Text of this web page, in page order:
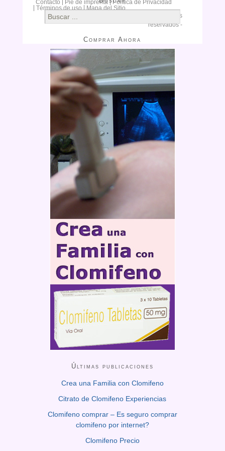
Buscar
Comprar Ahora
Últimas publicaciones
Crea una Familia con Clomifeno
Citrato de Clomifeno Experiencias
Clomifeno comprar – Es seguro comprar
clomifeno por internet?
Clomifeno Precio
Contacto Pie de imprenta
Política de Privacidad
Términos de uso
Mapa del Sitio
Copyright © 2015
Todos los derechos
reservados -